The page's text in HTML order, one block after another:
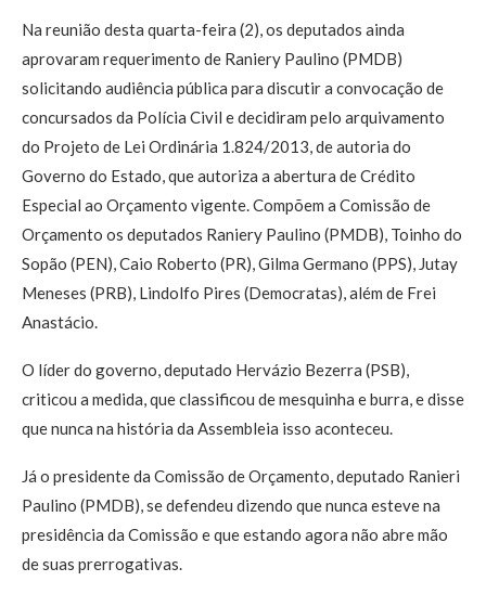
Na reunião desta quarta-feira (2), os deputados ainda
aprovaram requerimento de Raniery Paulino (PMDB)
solicitando audiência pública para discutir a convocação de
concursados da Polícia Civil e decidiram pelo arquivamento
do Projeto de Lei Ordinária 1.824/2013, de autoria do
Governo do Estado, que autoriza a abertura de Crédito
Especial ao Orçamento vigente. Compõem a Comissão de
Orçamento os deputados Raniery Paulino (PMDB), Toinho do
Sopão (PEN), Caio Roberto (PR), Gilma Germano (PPS), Jutay
Meneses (PRB), Lindolfo Pires (Democratas), além de Frei
Anastácio.
O líder do governo, deputado Hervázio Bezerra (PSB),
criticou a medida, que classificou de mesquinha e burra, e disse
que nunca na história da Assembleia isso aconteceu.
Já o presidente da Comissão de Orçamento, deputado Ranieri
Paulino (PMDB), se defendeu dizendo que nunca esteve na
presidência da Comissão e que estando agora não abre mão
de suas prerrogativas.